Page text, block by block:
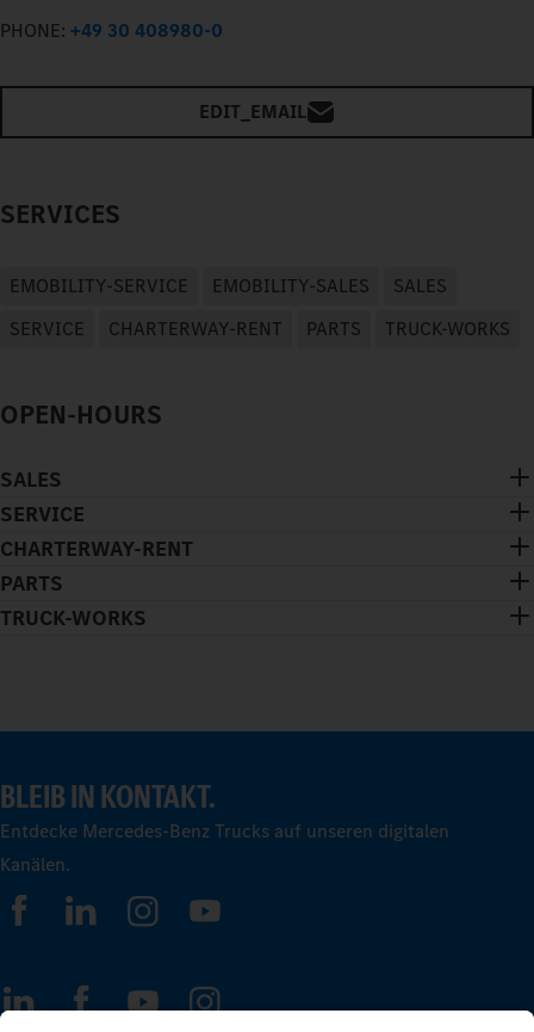
PHONE: +49 30 408980-0
EDIT_EMAIL
SERVICES
EMOBILITY-SERVICE EMOBILITY-SALES
SALES
SERVICE
CHARTERWAY-RENT PARTS TRUCK-WORKS
OPEN-HOURS
SALES
SERVICE
CHARTERWAY-RENT
PARTS
TRUCK-WORKS
BLEIB IN KONTAKT.
Entdecke Mercedes-Benz Trucks auf unseren digitalen
Kanälen.